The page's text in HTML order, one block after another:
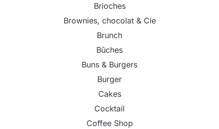
Brioches
Brownies, chocolat & Cie
Brunch
Bûches
Buns & Burgers
Burger
Cakes
Cocktail
Coffee Shop